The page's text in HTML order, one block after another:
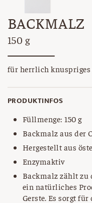
BACKMALZ
150 g
für herrlich knuspriges
PRODUKTINFOS
Füllmenge: 150 g
Backmalz aus der
Hergestellt aus
Enzymaktiv
Backmalz zählt
ein natürliches
Gerste. Es sorgt